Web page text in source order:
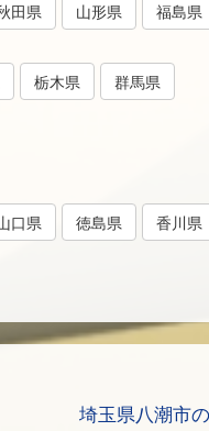
田県 山形県 福島県
栃木県
群馬県
口県 徳島県
香川県
埼玉県八潮市